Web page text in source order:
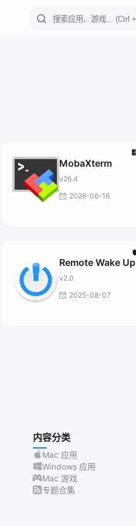
MobaXterm
v26.4
2026-06-16
Remote Wake Up
v2.0
2025-08-07
内容分类
Mac 应用
Windows 应用
Mac 游戏
专题合集